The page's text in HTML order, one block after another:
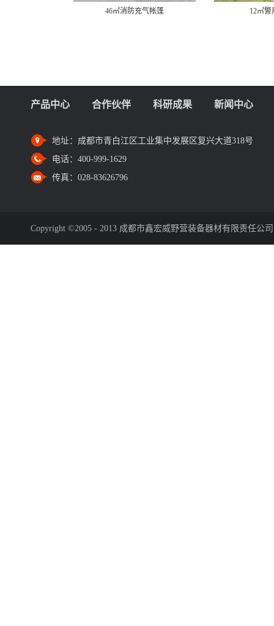
12㎡警用棉帐篷 12㎡单帐
产品中心 合作伙伴 科研成果 新闻中心
地址： 成都市青白江区工业集中发展区复兴大道318号
电话： 400-999-1629
传真： 028-83626796
Copyright ©2005 - 2013 成都市鑫宏威野营装备器材有限责任公司